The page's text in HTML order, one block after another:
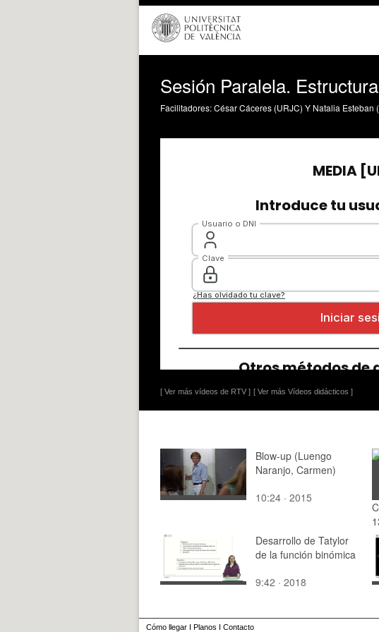
Sesión Paralela.
Facilitadores: César Cáceres (URJC) Y Natalia Esteban
[ Ver más vídeos de RTV ] [ Ver más Vídeos didácticos ]
Blow-up (Luengo
Naranjo, Carmen)
10:24 · 2015
Desarrollo de Tatylor
de la función binómica
9:42 · 2018
Cómo llegar I Planos I Contacto